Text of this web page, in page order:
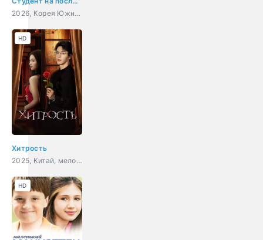
2026, Корея Южная, триллер, детектив, драма
Хитрость
2025, Китай, мелодрама
HD
HD